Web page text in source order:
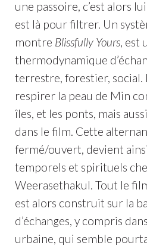
une passoire, c’est alors
est là pour filtrer. Un
montre Blissfully Yours, est
thermodynamique
terrestre, forestier, social.
respirer la peau de Min
îles, et les ponts, mais
dans le film. Cette
fermé/ouvert, devient
temporels et spirituels
Weerasethakul. Tout le
est alors construit sur la
d’échanges, y compris
urbaine, qui semble